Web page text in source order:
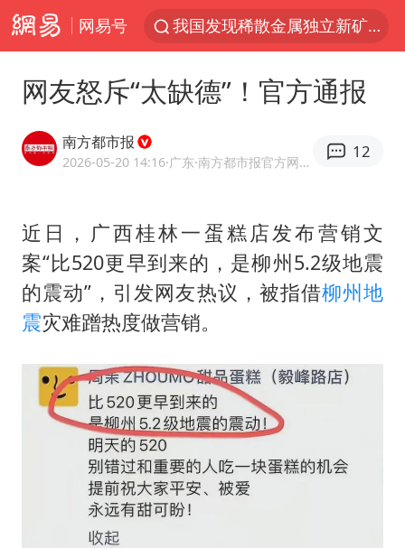
网易号
我国发现稀散金属独立新矿物——乌斯河锗矿
部分银行上调存款利率
新疆生产建设兵团生态环境局原局长被查
白海豚路径图
国乒连续两站无缘冠军
上海地铁4条线路全线停运
周星驰妈妈现身香港首映礼
大疆错失宇树
56岁刘奕君跟13岁女儿合跳
网友怒斥“太缺德”！官方通报
南方都市报
2026-05-20 14:16·广东 ·南方都市报官方网易号
12
近日，广西桂林一蛋糕店发布营销文
案“比520更早到来的，是柳州5.2级地震
的震动”，引发网友热议，被指借柳州地
震灾难蹭热度做营销。